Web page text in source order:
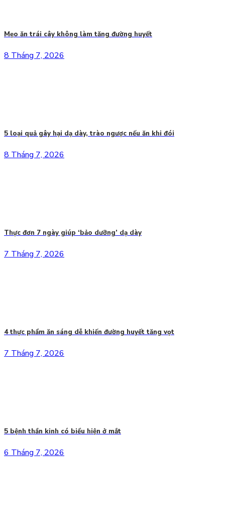
Mẹo ăn trái cây không làm tăng đường huyết
8 Tháng 7, 2026
5 loại quả gây hại dạ dày, trào ngược nếu ăn khi đói
8 Tháng 7, 2026
Thực đơn 7 ngày giúp ‘bảo dưỡng’ dạ dày
7 Tháng 7, 2026
4 thực phẩm ăn sáng dễ khiến đường huyết tăng vọt
7 Tháng 7, 2026
5 bệnh thần kinh có biểu hiện ở mắt
6 Tháng 7, 2026